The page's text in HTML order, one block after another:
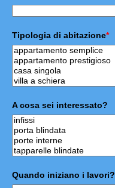
Tipologia di abitazione*
A cosa sei interessato?
Quando iniziano i lavori?